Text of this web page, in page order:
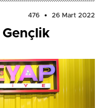
476 26 Mart 2022
Gençlik